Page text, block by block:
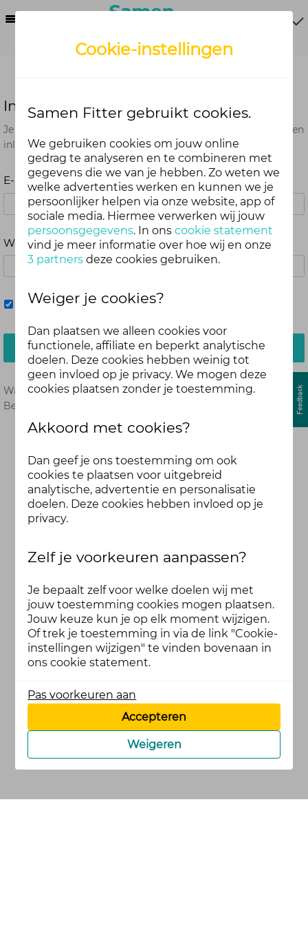
Inloggen
Je kunt met je Samen Fitter inloggegevens op alle onderdelen
inloggen. Dus één account voor website, app en webshop.
E-mailadres
Wachtwoord
Mij onthouden
Inloggen
Wachtwoord vergeten? Hier opnieuw instellen.
Ben je nog geen deelnemer?
Cookie-instellingen
Samen Fitter gebruikt cookies.
We gebruiken cookies om jouw online
gedrag te analyseren en te combineren met
gegevens die we van je hebben. Zo weten we
welke advertenties werken en kunnen we je
persoonlijker helpen via onze website, app of
sociale media. Hiermee verwerken wij jouw
persoonsgegevens. In onscookie statement
vind je meer informatie over hoe wij en onze
3 partners deze cookies gebruiken.
Weiger je cookies?
Dan plaatsen we alleen cookies voor
functionele, affiliate en beperkt analytische
doelen. Deze cookies hebben weinig tot
geen invloed op je privacy. We mogen deze
cookies plaatsen zonder je toestemming.
Akkoord met cookies?
Dan geef je ons toestemming om ook
cookies te plaatsen voor uitgebreid
analytische, advertentie en personalisatie
doelen. Deze cookies hebben invloed op je
privacy.
Zelf je voorkeuren aanpassen?
Je bepaalt zelf voor welke doelen wij met
jouw toestemming cookies mogen plaatsen.
Jouw keuze kun je op elk moment wijzigen.
Of trek je toestemming in via de link "Cookie-
instellingen wijzigen" te vinden bovenaan in
ons cookie statement.
Pas voorkeuren aan
Accepteren
Weigeren